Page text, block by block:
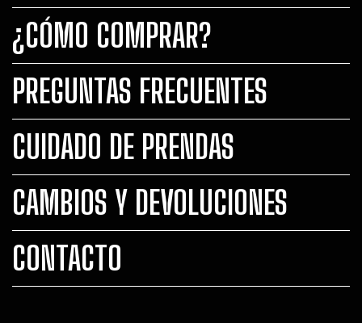
¿CÓMO COMPRAR?
PREGUNTAS FRECUENTES
CUIDADO DE PRENDAS
CAMBIOS Y DEVOLUCIONES
CONTACTO